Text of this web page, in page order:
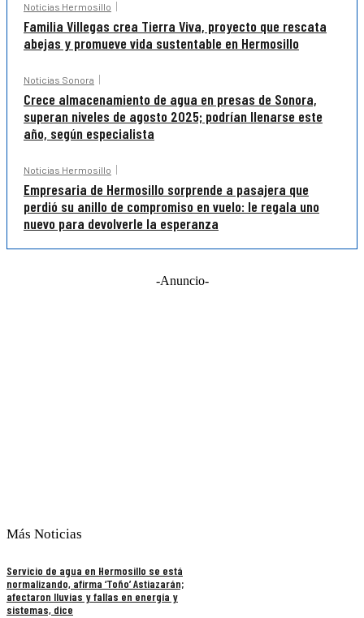
Noticias Hermosillo
Familia Villegas crea Tierra Viva, proyecto que rescata
abejas y promueve vida sustentable en Hermosillo
Noticias Sonora
Crece almacenamiento de agua en presas de Sonora,
superan niveles de agosto 2025; podrían llenarse este
año, según especialista
Noticias Hermosillo
Empresaria de Hermosillo sorprende a pasajera que
perdió su anillo de compromiso en vuelo: le regala uno
nuevo para devolverle la esperanza
-Anuncio-
Más Noticias
Servicio de agua en Hermosillo se está
normalizando, afirma ‘Toño’ Astiazarán;
afectaron lluvias y fallas en energía y
sistemas, dice